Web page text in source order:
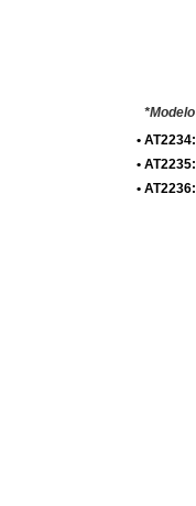
•
•
•